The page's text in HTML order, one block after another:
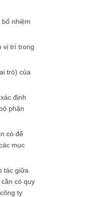
nhiệm
vị trí trong
trò) của
định
phận
có để
mục
tác giữa
có quy
ty